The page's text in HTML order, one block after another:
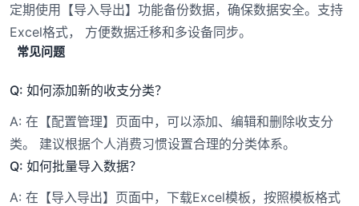
定期使用【导入导出】功能备份数据，确保数据安全。支持
Excel格式， 方便数据迁移和多设备同步。
常见问题
Q: 如何添加新的收支分类？
A: 在【配置管理】页面中，可以添加、编辑和删除收支分
类。 建议根据个人消费习惯设置合理的分类体系。
Q: 如何批量导入数据？
A: 在【导入导出】页面中，下载Excel模板，按照模板格式